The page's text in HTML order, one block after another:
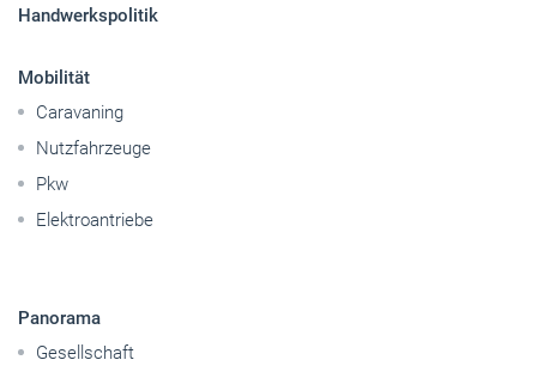
Handwerkspolitik
Mobilität
Caravaning
Nutzfahrzeuge
Pkw
Elektroantriebe
Panorama
Gesellschaft